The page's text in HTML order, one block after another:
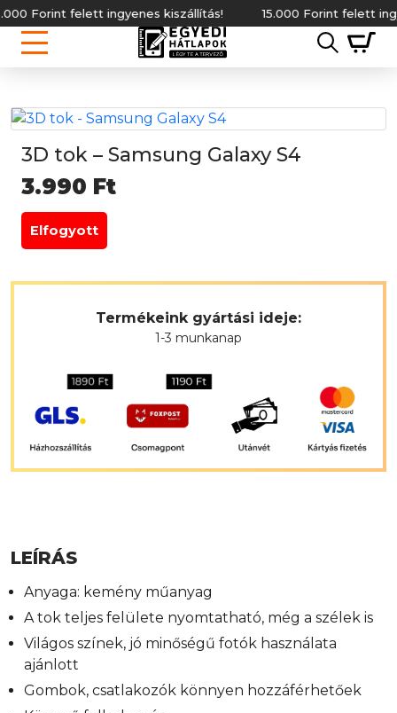
Forint felett ingyenes kiszállítás! 15.000 Forint felett
3D tok – Samsung Galaxy S4
3.990 Ft
Elfogyott
Termékeink gyártási ideje:
1-3 munkanap
LEÍRÁS
Anyaga: kemény műanyag
A tok teljes felülete nyomtatható, még a szélek is
Világos színek, jó minőségű fotók használata
ajánlott
Gombok, csatlakozók könnyen hozzáférhetőek